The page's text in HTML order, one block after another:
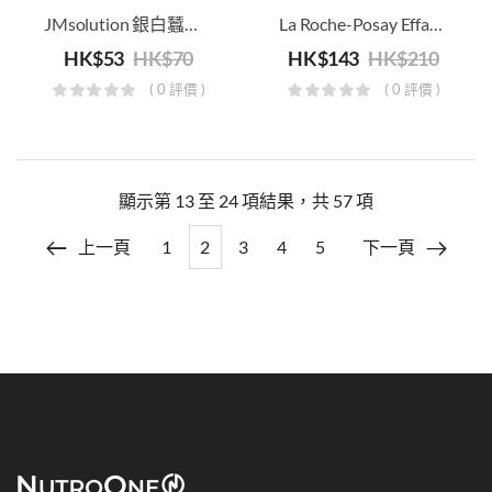
JMsolution 銀白蠶絲珍珠胺基酸蛋白面膜
HK$53 HK$70
( 0 評價 )
La Roche-Posay Effaclar AI 清痘淨膚修護霜
HK$143 HK$210
( 0 評價 )
顯示第 13 至 24 項結果，共 57 項
上一頁 1 2 3 4 5 下一頁